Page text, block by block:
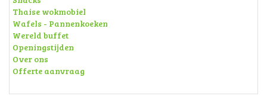
Thaise wokmobiel
Wafels - Pannenkoeken
Wereld buffet
Openingstijden
Over ons
Offerte aanvraag